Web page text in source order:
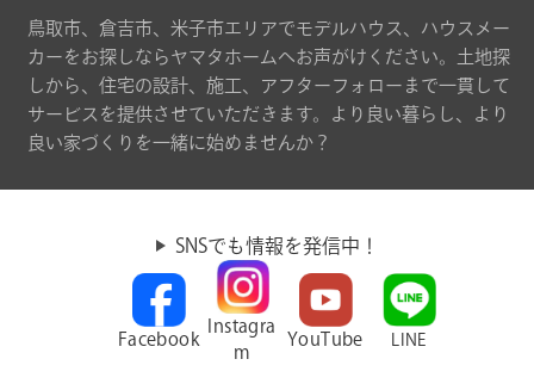
鳥取市、倉吉市、米子市エリアでモデルハウス、ハウスメー
カーをお探しならヤマタホームへお声がけください。土地探
しから、住宅の設計、施工、アフターフォローまで一貫して
サービスを提供させていただきます。より良い暮らし、より
良い家づくりを一緒に始めませんか？
SNSでも情報を発信中！
Facebook
Instagra
m
YouTube LINE